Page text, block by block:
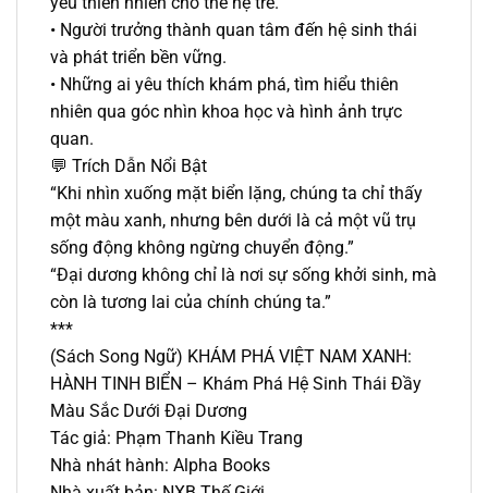
• Người trưởng thành quan tâm đến hệ sinh thái
và phát triển bền vững.
• Những ai yêu thích khám phá, tìm hiểu thiên
nhiên qua góc nhìn khoa học và hình ảnh trực
quan.
💬 Trích Dẫn Nổi Bật
“Khi nhìn xuống mặt biển lặng, chúng ta chỉ thấy
một màu xanh, nhưng bên dưới là cả một vũ trụ
sống động không ngừng chuyển động.”
“Đại dương không chỉ là nơi sự sống khởi sinh, mà
còn là tương lai của chính chúng ta.”
***
(Sách Song Ngữ) KHÁM PHÁ VIỆT NAM XANH:
HÀNH TINH BIỂN – Khám Phá Hệ Sinh Thái Đầy
Màu Sắc Dưới Đại Dương
Tác giả: Phạm Thanh Kiều Trang
Nhà nhát hành: Alpha Books